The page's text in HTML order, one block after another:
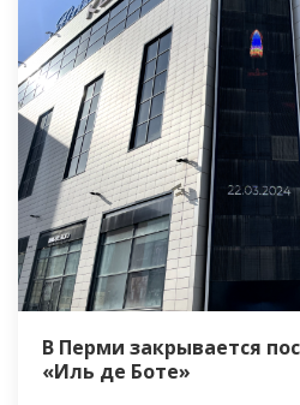
В Перми закрывается
«Иль де Боте»